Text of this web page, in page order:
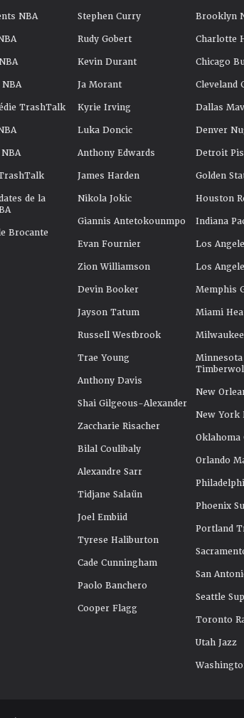
NBA
TrashTalk
de la
Brocante
Stephen Curry
Rudy Gobert
Kevin Durant
Ja Morant
Kyrie Irving
Luka Doncic
Anthony Edwards
James Harden
Nikola Jokic
Giannis Antetokounmpo
Evan Fournier
Zion Williamson
Devin Booker
Jayson Tatum
Russell Westbrook
Trae Young
Anthony Davis
Shai Gilgeous-Alexander
Zaccharie Risacher
Bilal Coulibaly
Alexandre Sarr
Tidjane Salaün
Joel Embiid
Tyrese Haliburton
Cade Cunningham
Paolo Banchero
Cooper Flagg
Brooklyn
Charlotte
Chicago
Cleveland
Dallas
Denver
Detroit
Golden
Houston
Indiana
Los
Los
Memphis
Miami
Minnesota
New
New York
Oklahoma
Orlando
Phoenix
Portland
San
Seattle
Toronto
Utah Jazz